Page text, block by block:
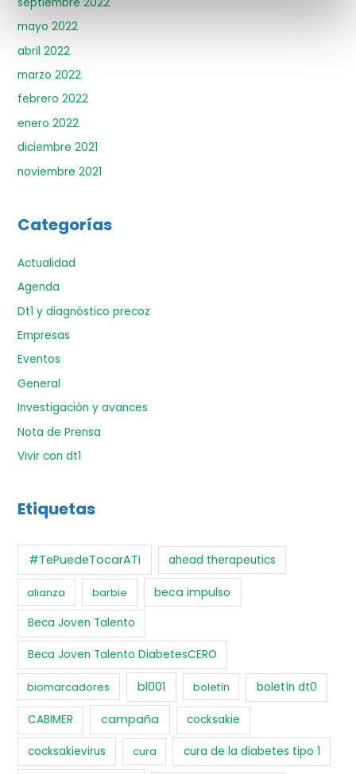
mayo 2022
abril 2022
marzo 2022
febrero 2022
enero 2022
diciembre 2021
noviembre 2021
Categorías
Actualidad
Agenda
Dt1 y diagnóstico precoz
Empresas
Eventos
General
Investigación y avances
Nota de Prensa
Vivir con dt1
Etiquetas
#TePuedeTocarATi ahead therapeutics
alianza barbie beca impulso
Beca Joven Talento
Beca Joven Talento DiabetesCERO
biomarcadores bl001 boletín boletín dt0
CABIMER campaña cocksakie
cocksakievirus cura cura de la diabetes tipo 1